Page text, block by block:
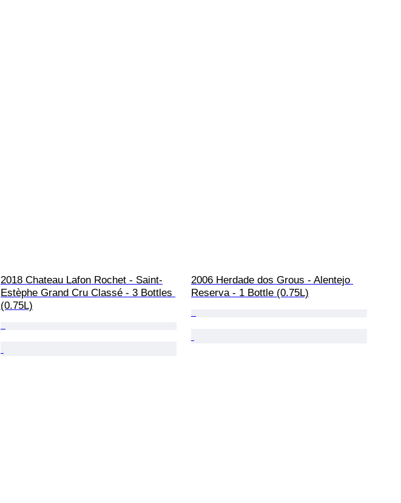
2018 Chateau Lafon Rochet - Saint-
Estèphe Grand Cru Classé - 3 Bottles
(0.75L)
2006 Herdade dos Grous - Alentejo
Reserva - 1 Bottle (0.75L)